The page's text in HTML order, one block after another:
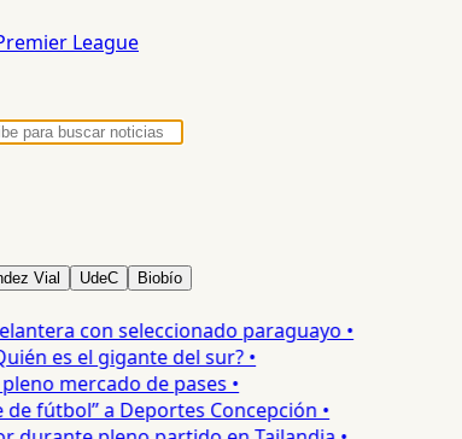
League
Vial UdeC Biobío
con seleccionado paraguayo •
es el gigante del sur? •
mercado de pases •
fútbol” a Deportes Concepción •